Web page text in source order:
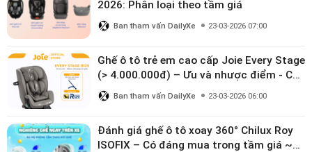
2026: Phân loại theo tầm giá
Ban tham vấn DailyXe 23-03-2026 07:00
Ghế ô tô trẻ em cao cấp Joie Every Stage
(> 4.000.000đ) – Ưu và nhược điểm - Có
đáng đầu tư cho bé từ 0–12 tuổi?
Ban tham vấn DailyXe 23-03-2026 06:00
Đánh giá ghế ô tô xoay 360° Chilux Roy
ISOFIX – Có đáng mua trong tầm giá ~3